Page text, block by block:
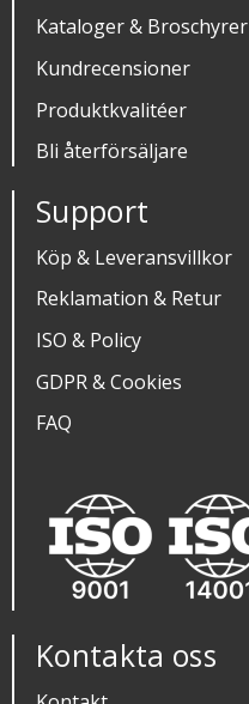
Kataloger & Broschyrer
Kundrecensioner
Produktkvalitéer
Bli återförsäljare
Support
Köp & Leveransvillkor
Reklamation & Retur
ISO & Policy
GDPR & Cookies
FAQ
Kontakta oss